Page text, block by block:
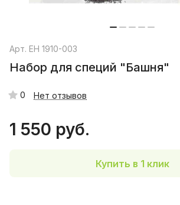
Арт. EH 1910-003
Набор для специй "Башня"
0 Нет отзывов
1 550 руб.
Купить в 1 клик